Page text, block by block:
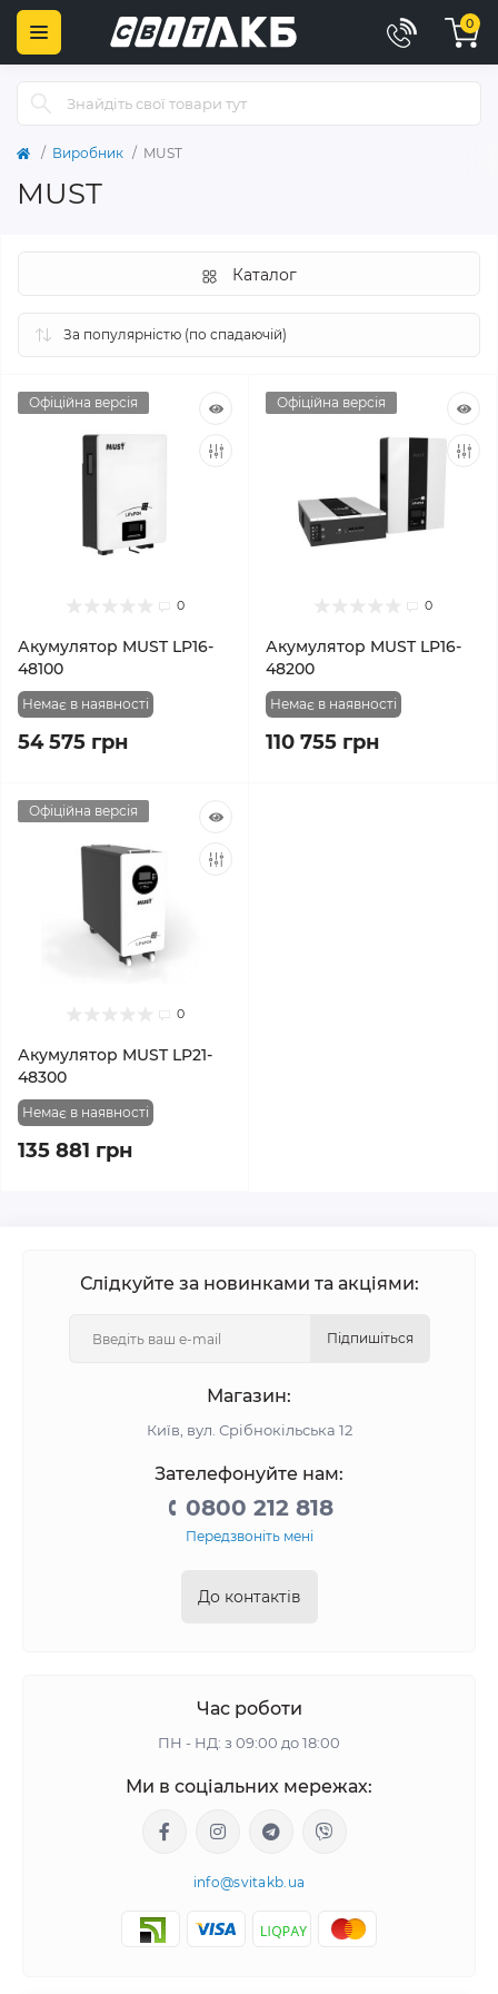
0
Виробник MUST
MUST
Каталог
Офіційна версія
0
Акумулятор MUST LP16-
48100
Немає в наявності
54 575 грн
Офіційна версія
0
Акумулятор MUST LP16-
48200
Немає в наявності
110 755 грн
Офіційна версія
0
Акумулятор MUST LP21-
48300
Немає в наявності
135 881 грн
Слідкуйте за новинками та акціями:
Підпишіться
Магазин:
Київ, вул. Срібнокільська 12
Зателефонуйте нам:
0800 212 818
Передзвоніть мені
До контактів
Час роботи
ПН - НД: з 09:00 до 18:00
Ми в соціальних мережах:
info@svitakb.ua